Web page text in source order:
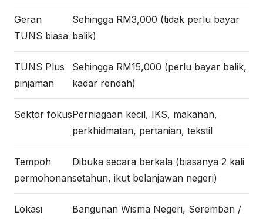
Geran
TUNS biasa
Sehingga RM3,000 (tidak perlu bayar
balik)
TUNS Plus
pinjaman
Sehingga RM15,000 (perlu bayar balik,
kadar rendah)
Sektor fokusPerniagaan kecil, IKS, makanan,
perkhidmatan, pertanian, tekstil
Tempoh
permohonan
Dibuka secara berkala (biasanya 2 kali
setahun, ikut belanjawan negeri)
Lokasi
Bangunan Wisma Negeri, Seremban /